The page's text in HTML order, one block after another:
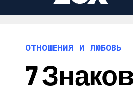
ОТНОШЕНИЯ И ЛЮБОВЬ
7